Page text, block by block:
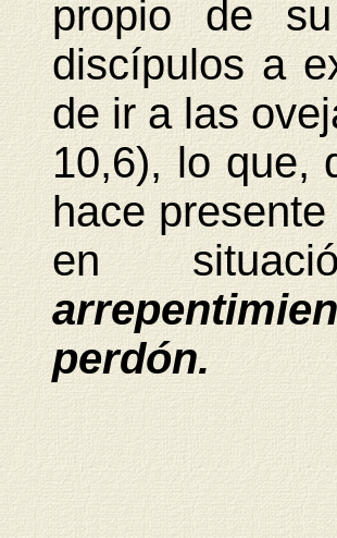
propio de
discípulos a
de ir a las
10,6), lo que,
hace
en
perdón.